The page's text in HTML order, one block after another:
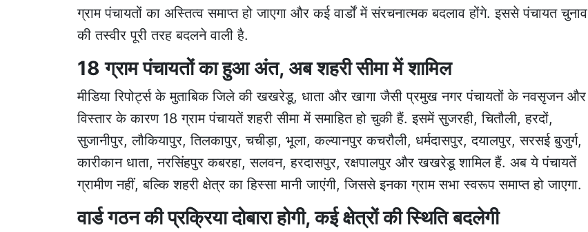
ग्राम पंचायतों का अस्तित्व समाप्त हो जाएगा और कई वार्डों में संरचनात्मक बदलाव होंगे. इससे पंचायत चुनाव
की तस्वीर पूरी तरह बदलने वाली है.
18 ग्राम पंचायतों का हुआ अंत, अब शहरी सीमा में शामिल
मीडिया रिपोर्ट्स के मुताबिक जिले की खखरेडू, धाता और खागा जैसी प्रमुख नगर पंचायतों के नवसृजन और
विस्तार के कारण 18 ग्राम पंचायतें शहरी सीमा में समाहित हो चुकी हैं. इसमें सुजरही, चितौली, हरदों,
सुजानीपुर, लौकियापुर, तिलकापुर, चचीड़ा, भूला, कल्यानपुर कचरौली, धर्मदासपुर, दयालपुर, सरसई बुजुर्ग,
कारीकान धाता, नरसिंहपुर कबरहा, सलवन, हरदासपुर, रक्षपालपुर और खखरेडू शामिल हैं. अब ये पंचायतें
ग्रामीण नहीं, बल्कि शहरी क्षेत्र का हिस्सा मानी जाएंगी, जिससे इनका ग्राम सभा स्वरूप समाप्त हो जाएगा.
वार्ड गठन की प्रक्रिया दोबारा होगी, कई क्षेत्रों की स्थिति बदलेगी